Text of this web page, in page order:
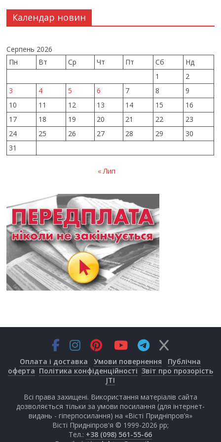
Календар новин
Серпень 2026
Пн
Вт Ср Чт Пт Сб
Нд
1
2
3
4 5 6 7 8
9
10
11 12 13 14 15
16
17
18 19 20 21 22
23
24
25 26 27 28 29
30
31
« Лип
Оплата і доставка Умови повернення
Публічна
оферта Політика конфіденційності Звіт про прозорість
JTI
Всі права захищені. Використання матеріалів сайта
дозволяється тільки за умови посилання (для інтернет-
видань - гіперпосилання) на «Вісті Придніпров’я»
Вісті Придніпров'я © 1999-2026 рр;
Тел.: +38 (098) 561-55-66